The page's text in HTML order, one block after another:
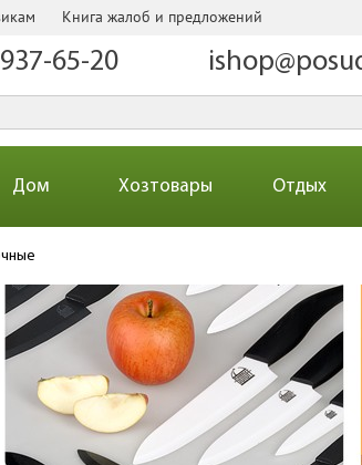
Книга жалоб и предложений
65-20
Дом Хозтовары Отдых